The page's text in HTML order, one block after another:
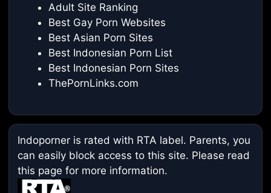
Adult Site Ranking
Best Gay Porn Websites
Best Asian Porn Sites
Best Indonesian Porn List
Best Indonesian Porn Sites
ThePornLinks.com
Indoporner is rated with RTA label. Parents, you
can easily block access to this site. Please read
this page for more information.